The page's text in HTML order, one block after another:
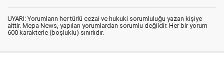
UYARI: Yorumların her türlü cezai ve hukuki sorumluluğu yazan kişiye
aittir. Mepa News, yapılan yorumlardan sorumlu değildir. Her bir yorum
600 karakterle (boşluklu) sınırlıdır.